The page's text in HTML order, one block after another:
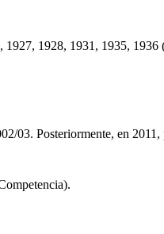
1927, 1928, 1931, 1935,
03. Posteriormente, en